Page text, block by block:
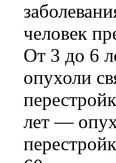
человек
От 3 до 6
опухоли
лет —